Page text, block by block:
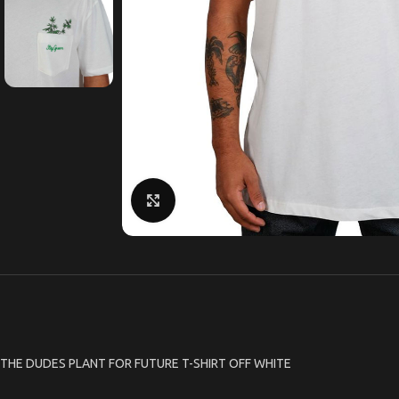
Κάντε κλικ για μεγέθυνση
THE DUDES PLANT FOR FUTURE T-SHIRT OFF WHITE